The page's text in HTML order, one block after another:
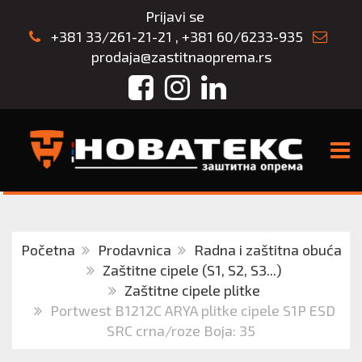
Prijavi se
+381 33/261-21-21 , +381 60/6233-935
prodaja@zastitnaoprema.rs
FacebookInstagram
LinkedIn
Početna Prodavnica
Radna i zaštitna obuća
Zaštitne cipele (S1, S2, S3...)
Zaštitne cipele plitke
Portwest B1212C ARYA plitke cipele S1P ESD
SRC crna/roze Boja: 35